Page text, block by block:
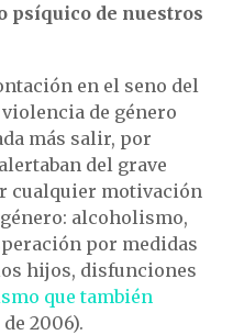
psíquico de nuestros
en el seno del
de género
más salir, por
del grave
cualquier motivación
alcoholismo,
por medidas
hijos, disfunciones
que también
2006).